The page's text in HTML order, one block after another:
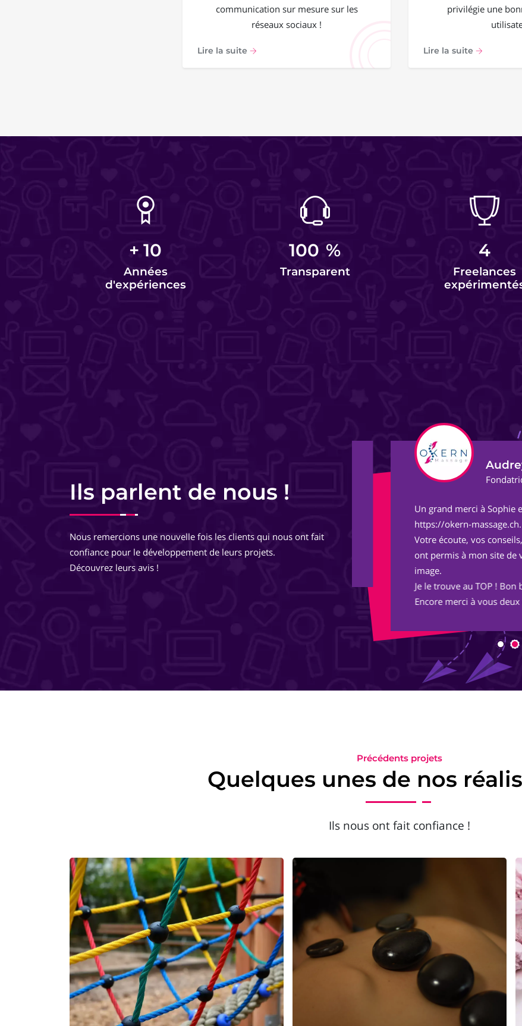
communication sur mesure sur les
réseaux sociaux !
Lire la suite
privilégie une
Lire la suite
+ 10
Années
d'expériences
100 %
Transparent
4
Freelances
Ils parlent de nous !
Nous remercions une nouvelle fois les clients qui nous ont fait
confiance pour le développement de leurs projets.
Découvrez leurs avis !
Equipe très pro, très réactive. De très bons conseils, des
travailler avec eux ! Ils pensent à tout ! Je recommande totalement,
même les yeux fermés !
Audrey G.
Fondatrice et
Un grand merci à Sophie et
https://okern-massage.ch.
Votre écoute, vos conseils, votre
ont permis à mon site de voir le
Je le trouve au TOP ! Bon boulot !
Encore merci à vous deux et
Précédents projets
Quelques unes de nos
Ils nous ont fait confiance !